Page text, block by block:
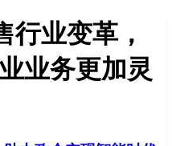
行业变革，
业务更加灵